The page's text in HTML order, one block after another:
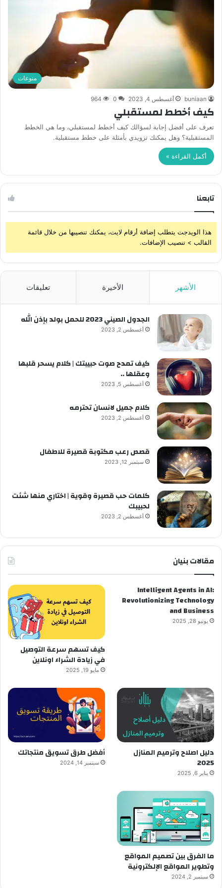
منوعات
buniaan أغسطس 4, 2023 0
964
كيف أخطط لمستقبلي
تعرف على أفضل إجابة لسؤالك كيف أخطط لمستقبلي، وما هي الخطط
المستقبلية؟ وهل يمكنك تزويدي بأمثلة على خطط مستقبلية.
أكمل القراءة »
تابعنا
هذا الويدجت يتطلب إضافة أرقام لايت، يمكنك تنصيبها من خلال قائمة
القالب > تنصيب الإضافات.
الأشهر الأخيرة تعليقات
الجدول الصيني 2023 للحمل بولد بإذن الله
أغسطس 2, 2023
كيف تمدح صوت حبيبتك | كلام يسحر قلبها
وعقلها ..
أغسطس 5, 2023
كلام جميل لانسان تحترمه
أغسطس 2, 2023
قصص رعب مكتوبة قصيرة للاطفال
سبتمبر 12, 2023
كلمات حب قصيرة وقوية | اختاري منها شئت
لحبيبك
أغسطس 2, 2023
مقالات بنيان
Intelligent Agents in AI:
Revolutionizing Technology
and Business
يونيو 28, 2025
كيف تسهم سرعة التوصيل
في زيادة الشراء اونلاين
مايو 19, 2025
دليل اصلاح وترميم المنازل
2025
يناير 6, 2025
أفضل طرق تسويق منتجاتك
سبتمبر 14, 2024
ما الفرق بين تصميم المواقع
وتطوير المواقع الإلكترونية
سبتمبر 2, 2024